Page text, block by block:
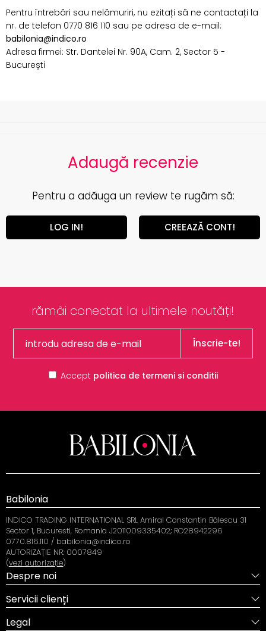
Pentru întrebări sau nelămuriri, nu ezitați să ne contactați la
nr. de telefon 0770 816 110 sau pe adresa de e-mail:
babilonia@indico.ro
Adresa firmei: Str. Dantelei Nr. 90A, Cam. 2, Sector 5 -
București
Adaugă recenzie
Pentru a adăuga un review te rugăm să:
LOG IN! CREEAZĂ CONT!
rămâi conectat la ultimele noutăți!
Înscrie-te!
Accept politica de termeni si conditii
Babilonia
INDICO TRADING INTERNATIONAL SRL Amiral Constantin Bălescu 31
Sector 1, Bucuresti, Romania J2011009335402; RO28942296
0770.816.110 / babilonia@indico.ro
AUTORIZAȚIE NR: 0007849
(vezi autorizație)
Despre noi
Servicii clienți
Legal